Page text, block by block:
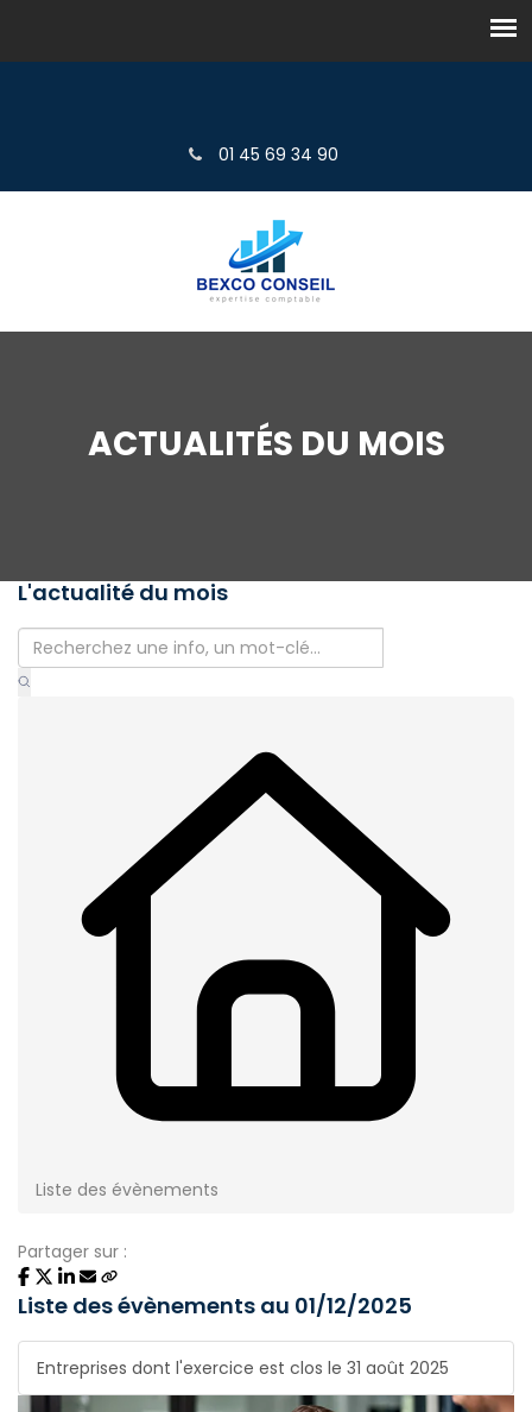
01 45 69 34 90
ACTUALITÉS DU MOIS
L'actualité du mois
Liste des évènements
Partager sur :
Liste des évènements au 01/12/2025
Entreprises dont l'exercice est clos le 31 août 2025